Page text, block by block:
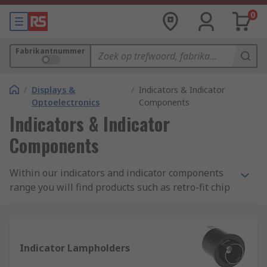
0
Fabrikantnummer
/ Displays &
Optoelectronics
/ Indicators & Indicator
Components
Indicators & Indicator
Components
Within our indicators and indicator components
range you will find products such as retro-fit chip
models and accessories like lamp holders. Find
leading brands such as Marl, Arcoelectric and
Oxley, or choose our own RS Pro range for quality
Indicator Lampholders